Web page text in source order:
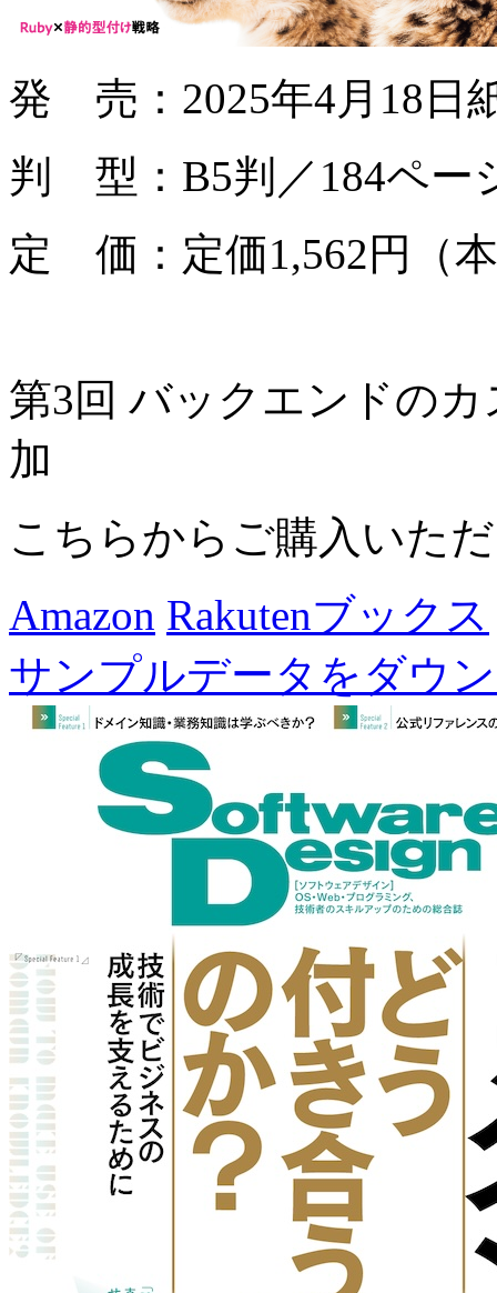
発 売：2025年4月18日
判 型：B5判／184ペー
定 価：定価1,562円（
第3回 バックエンドの
加
こちらからご購入いた
Amazon Rakutenブックス
サンプルデータをダウ